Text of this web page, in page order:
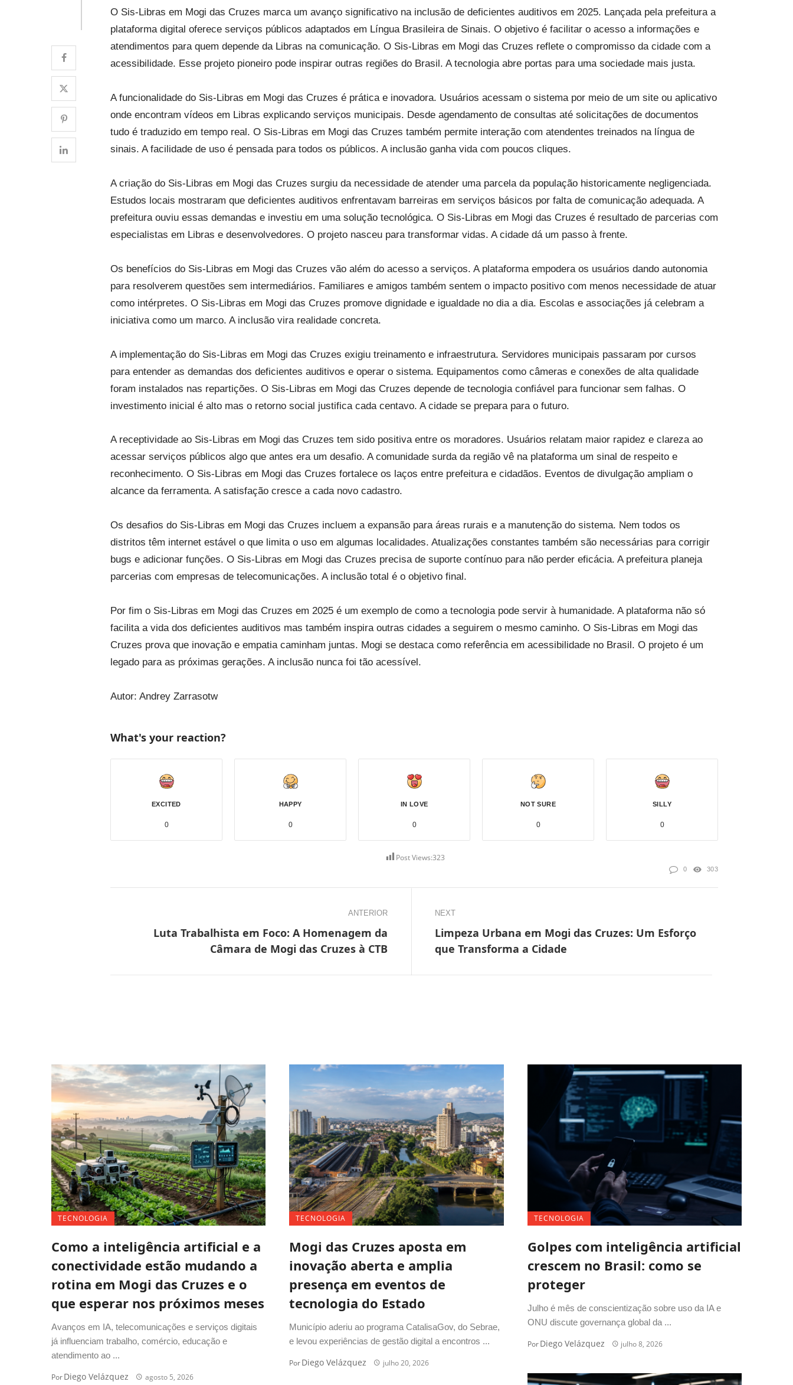
O Sis-Libras em Mogi das Cruzes marca um avanço significativo na inclusão de deficientes auditivos em 2025. Lançada pela prefeitura a
plataforma digital oferece serviços públicos adaptados em Língua Brasileira de Sinais. O objetivo é facilitar o acesso a informações e
atendimentos para quem depende da Libras na comunicação. O Sis-Libras em Mogi das Cruzes reflete o compromisso da cidade com a
acessibilidade. Esse projeto pioneiro pode inspirar outras regiões do Brasil. A tecnologia abre portas para uma sociedade mais justa.
A funcionalidade do Sis-Libras em Mogi das Cruzes é prática e inovadora. Usuários acessam o sistema por meio de um site ou aplicativo
onde encontram vídeos em Libras explicando serviços municipais. Desde agendamento de consultas até solicitações de documentos
tudo é traduzido em tempo real. O Sis-Libras em Mogi das Cruzes também permite interação com atendentes treinados na língua de
sinais. A facilidade de uso é pensada para todos os públicos. A inclusão ganha vida com poucos cliques.
A criação do Sis-Libras em Mogi das Cruzes surgiu da necessidade de atender uma parcela da população historicamente negligenciada.
Estudos locais mostraram que deficientes auditivos enfrentavam barreiras em serviços básicos por falta de comunicação adequada. A
prefeitura ouviu essas demandas e investiu em uma solução tecnológica. O Sis-Libras em Mogi das Cruzes é resultado de parcerias com
especialistas em Libras e desenvolvedores. O projeto nasceu para transformar vidas. A cidade dá um passo à frente.
Os benefícios do Sis-Libras em Mogi das Cruzes vão além do acesso a serviços. A plataforma empodera os usuários dando autonomia
para resolverem questões sem intermediários. Familiares e amigos também sentem o impacto positivo com menos necessidade de atuar
como intérpretes. O Sis-Libras em Mogi das Cruzes promove dignidade e igualdade no dia a dia. Escolas e associações já celebram a
iniciativa como um marco. A inclusão vira realidade concreta.
A implementação do Sis-Libras em Mogi das Cruzes exigiu treinamento e infraestrutura. Servidores municipais passaram por cursos
para entender as demandas dos deficientes auditivos e operar o sistema. Equipamentos como câmeras e conexões de alta qualidade
foram instalados nas repartições. O Sis-Libras em Mogi das Cruzes depende de tecnologia confiável para funcionar sem falhas. O
investimento inicial é alto mas o retorno social justifica cada centavo. A cidade se prepara para o futuro.
A receptividade ao Sis-Libras em Mogi das Cruzes tem sido positiva entre os moradores. Usuários relatam maior rapidez e clareza ao
acessar serviços públicos algo que antes era um desafio. A comunidade surda da região vê na plataforma um sinal de respeito e
reconhecimento. O Sis-Libras em Mogi das Cruzes fortalece os laços entre prefeitura e cidadãos. Eventos de divulgação ampliam o
alcance da ferramenta. A satisfação cresce a cada novo cadastro.
Os desafios do Sis-Libras em Mogi das Cruzes incluem a expansão para áreas rurais e a manutenção do sistema. Nem todos os
distritos têm internet estável o que limita o uso em algumas localidades. Atualizações constantes também são necessárias para corrigir
bugs e adicionar funções. O Sis-Libras em Mogi das Cruzes precisa de suporte contínuo para não perder eficácia. A prefeitura planeja
parcerias com empresas de telecomunicações. A inclusão total é o objetivo final.
Por fim o Sis-Libras em Mogi das Cruzes em 2025 é um exemplo de como a tecnologia pode servir à humanidade. A plataforma não só
facilita a vida dos deficientes auditivos mas também inspira outras cidades a seguirem o mesmo caminho. O Sis-Libras em Mogi das
Cruzes prova que inovação e empatia caminham juntas. Mogi se destaca como referência em acessibilidade no Brasil. O projeto é um
legado para as próximas gerações. A inclusão nunca foi tão acessível.
Autor: Andrey Zarrasotw
Post Views:323
What's your reaction?
EXCITED
0
HAPPY
0
IN LOVE
0
NOT SURE
0
SILLY
0
0 303
ANTERIOR
Luta Trabalhista em Foco: A Homenagem da
Câmara de Mogi das Cruzes à CTB
NEXT
Limpeza Urbana em Mogi das Cruzes: Um Esforço
que Transforma a Cidade
TECNOLOGIA
Como a inteligência artificial e a
conectividade estão mudando a
rotina em Mogi das Cruzes e o
que esperar nos próximos meses
Avanços em IA, telecomunicações e serviços digitais
já influenciam trabalho, comércio, educação e
atendimento ao ...
PorDiego Velázquez agosto 5, 2026
TECNOLOGIA
Mogi das Cruzes aposta em
inovação aberta e amplia
presença em eventos de
tecnologia do Estado
Município aderiu ao programa CatalisaGov, do Sebrae,
e levou experiências de gestão digital a encontros ...
PorDiego Velázquez julho 20, 2026
TECNOLOGIA
Golpes com inteligência artificial
crescem no Brasil: como se
proteger
Julho é mês de conscientização sobre uso da IA e
ONU discute governança global da ...
PorDiego Velázquez julho 8, 2026